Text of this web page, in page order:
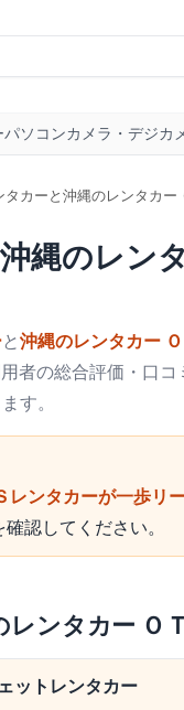
パソコンカメラ・デジカ
タカーと沖縄のレンタカー
沖縄のレン
と沖縄のレンタカー
者の総合評価・口コ
す。
レンタカーが一歩リ
認してください。
レンタカー Ｏ
ットレンタカー